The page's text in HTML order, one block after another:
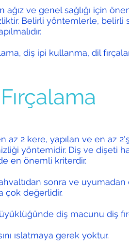
ağız ve genel sağlığı için
Belirli yöntemlerle, belirli
diş ipi kullanma, dil
az 2 kere, yapılan ve en az
yöntemidir. Diş ve dişeti
en önemli kriterdir.
sonra ve uyumadan
çok değerlidir.
diş macunu diş
ıslatmaya gerek yoktur.